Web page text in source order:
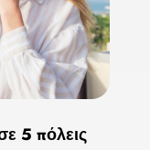
5 πόλεις